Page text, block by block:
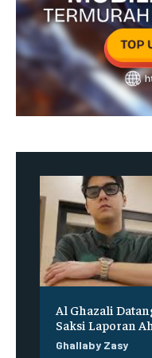
Al Ghazali
Saksi Laporan
Ghallaby Zasy